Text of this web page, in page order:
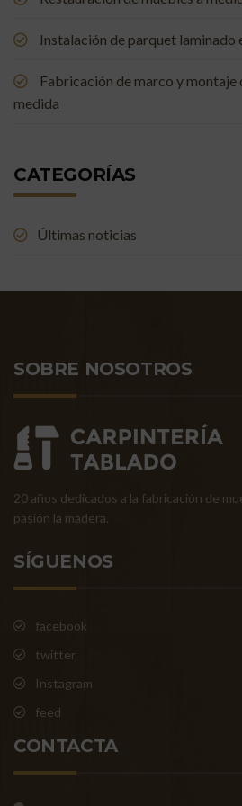
Instalación de parquet laminado
Fabricación de marco y montaje
medida
CATEGORÍAS
Últimas noticias
SOBRE NOSOTROS
20 años dedicados a la fabricación de
pasión la madera.
SÍGUENOS
facebook
twitter
Instagram
feed
CONTACTA